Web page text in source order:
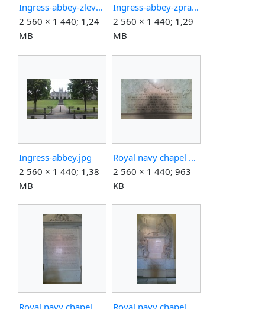
Ingress-abbey-zleva.jpg
2 560 × 1 440; 1,24
MB
Ingress-abbey-zprava.jpg
2 560 × 1 440; 1,29
MB
Ingress-abbey.jpg
2 560 × 1 440; 1,38
MB
Royal navy chapel greenwich hrob napis-upravene.jpg
2 560 × 1 440; 963
KB